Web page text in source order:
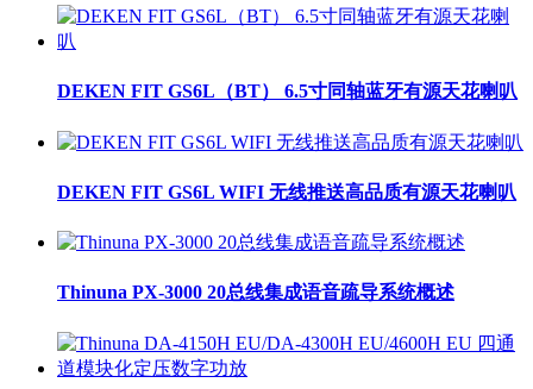
DEKEN FIT GS6L（BT） 6.5寸同轴蓝牙有源天花喇叭
DEKEN FIT GS6L WIFI 无线推送高品质有源天花喇叭
Thinuna PX-3000 20总线集成语音疏导系统概述